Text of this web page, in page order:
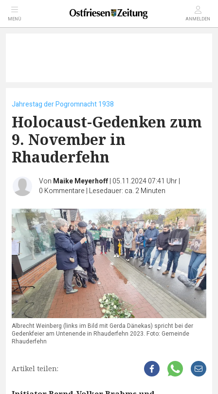
MENÜ ANMELDEN
Jahrestag der Pogromnacht 1938
Holocaust-Gedenken zum
9. November in
Rhauderfehn
Von Maike Meyerhoff| 05.11.2024 07:41 Uhr|
0 Kommentare | Lesedauer: ca. 2 Minuten
Albrecht Weinberg (links im Bild mit Gerda Dänekas) spricht bei der
Gedenkfeier am Untenende in Rhauderfehn 2023. Foto: Gemeinde
Rhauderfehn
Artikel teilen: